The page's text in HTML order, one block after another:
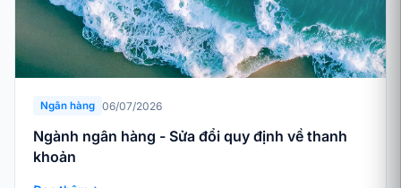
Ngân hàng 06/07/2026
Ngành ngân hàng - Sửa đổi quy định về thanh
khoản